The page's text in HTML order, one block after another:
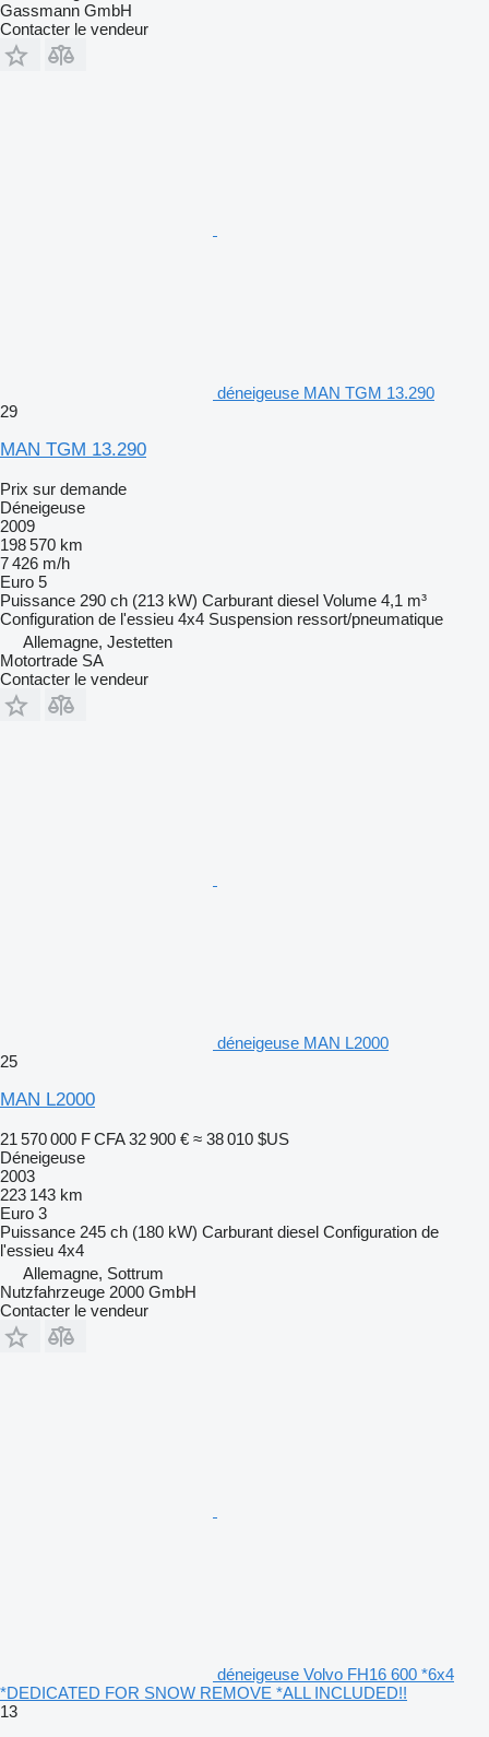
Gassmann GmbH
Contacter le vendeur
déneigeuse MAN TGM 13.290
29
MAN TGM 13.290
Prix sur demande
Déneigeuse
2009
198 570 km
7 426 m/h
Euro 5
Puissance 290 ch (213 kW) Carburant diesel Volume 4,1 m³
Configuration de l'essieu 4x4 Suspension ressort/pneumatique
Allemagne, Jestetten
Motortrade SA
Contacter le vendeur
déneigeuse MAN L2000
25
MAN L2000
21 570 000 F CFA 32 900 € ≈ 38 010 $US
Déneigeuse
2003
223 143 km
Euro 3
Puissance 245 ch (180 kW) Carburant diesel Configuration de
l'essieu 4x4
Allemagne, Sottrum
Nutzfahrzeuge 2000 GmbH
Contacter le vendeur
déneigeuse Volvo FH16 600 *6x4
*DEDICATED FOR SNOW REMOVE *ALL INCLUDED!!
13